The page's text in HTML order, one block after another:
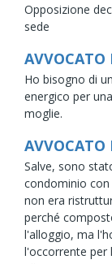
Opposizione
sede
AVVOCATO
Ho bisogno di
energico per
moglie.
AVVOCATO
Salve, sono
condominio
non era
perché
l'alloggio, ma
l'occorrente per